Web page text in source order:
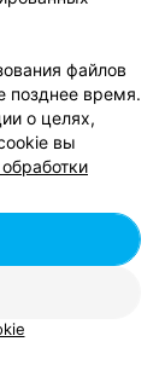
файлов
позднее время.
о целях,
вы